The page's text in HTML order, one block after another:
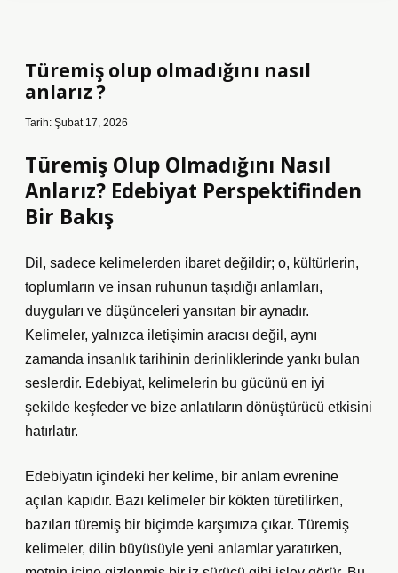
Türemiş olup olmadığını nasıl
anlarız ?
Tarih: Şubat 17, 2026
Türemiş Olup Olmadığını Nasıl
Anlarız? Edebiyat Perspektifinden
Bir Bakış
Dil, sadece kelimelerden ibaret değildir; o, kültürlerin,
toplumların ve insan ruhunun taşıdığı anlamları,
duyguları ve düşünceleri yansıtan bir aynadır.
Kelimeler, yalnızca iletişimin aracısı değil, aynı
zamanda insanlık tarihinin derinliklerinde yankı bulan
seslerdir. Edebiyat, kelimelerin bu gücünü en iyi
şekilde keşfeder ve bize anlatıların dönüştürücü etkisini
hatırlatır.
Edebiyatın içindeki her kelime, bir anlam evrenine
açılan kapıdır. Bazı kelimeler bir kökten türetilirken,
bazıları türemiş bir biçimde karşımıza çıkar. Türemiş
kelimeler, dilin büyüsüyle yeni anlamlar yaratırken,